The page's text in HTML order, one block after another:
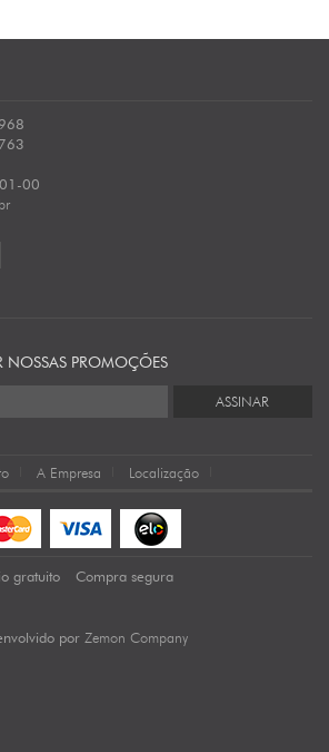
00
NOSSAS PROMOÇÕES
ASSINAR
A Empresa Localização
gratuito Compra segura
por Zemon Company